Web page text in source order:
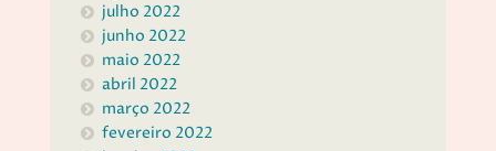
julho 2022
junho 2022
maio 2022
abril 2022
março 2022
fevereiro 2022